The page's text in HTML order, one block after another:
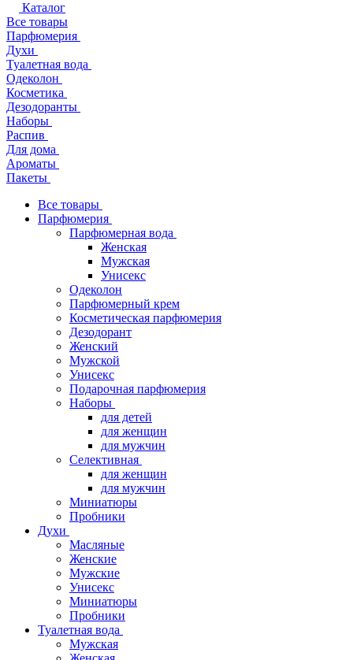
Каталог
Все товары
Парфюмерия
Духи
Туалетная вода
Одеколон
Косметика
Дезодоранты
Наборы
Распив
Для дома
Ароматы
Пакеты
Все товары
Парфюмерия
Парфюмерная вода
Женская
Мужская
Унисекс
Одеколон
Парфюмерный крем
Косметическая парфюмерия
Дезодорант
Женский
Мужской
Унисекс
Подарочная парфюмерия
Наборы
для детей
для женщин
для мужчин
Селективная
для женщин
для мужчин
Миниатюры
Пробники
Духи
Масляные
Женские
Мужские
Унисекс
Миниатюры
Пробники
Туалетная вода
Мужская